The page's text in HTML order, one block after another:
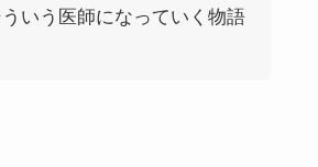
いう医師になっていく物語